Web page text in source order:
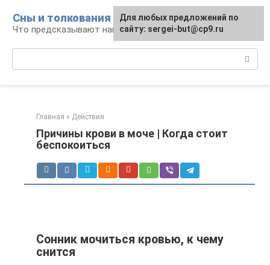
контенту
Сны и толкования
Что предсказывают нам наши сны
Главная » Действия
Причины крови в моче | Когда стоит
беспокоиться
Сонник мочиться кровью, к чему
снится
Для любых предложений по
сайту: sergei-but@cp9.ru